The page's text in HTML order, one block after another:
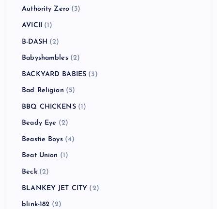
Authority Zero (3)
AVICII (1)
B-DASH (2)
Babyshambles(2)
BACKYARD BABIES (3)
Bad Religion (5)
BBQ CHICKENS(1)
Beady Eye (2)
Beastie Boys(4)
Beat Union (1)
Beck(2)
BLANKEY JET CITY (2)
blink-182 (2)